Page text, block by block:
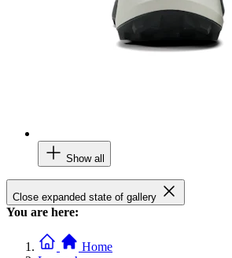
Show all
Close expanded state of gallery
You are here:
Home